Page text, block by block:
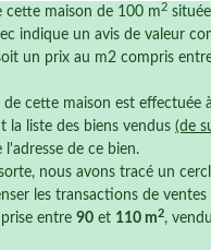
cette maison de 100 m 2
indique un avis de valeur
un prix au m2 compris
de cette maison est effectuée
la liste des biens vendus (de
l'adresse de ce bien.
nous avons tracé un
les transactions de
entre 90 et 110 m2,